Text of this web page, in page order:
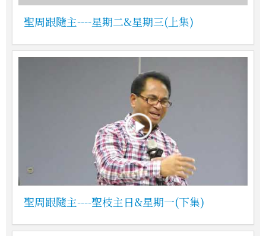
聖周跟隨主----星期二&星期三(上集)
聖周跟隨主----聖枝主日&星期一(下集)